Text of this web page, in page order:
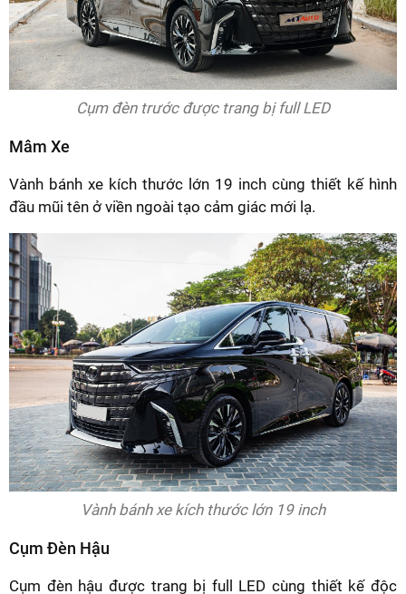
Cụm đèn trước được trang bị full LED
Mâm Xe
Vành bánh xe kích thước lớn 19 inch cùng thiết kế hình
đầu mũi tên ở viền ngoài tạo cảm giác mới lạ.
Vành bánh xe kích thước lớn 19 inch
Cụm Đèn Hậu
Cụm đèn hậu được trang bị full LED cùng thiết kế độc